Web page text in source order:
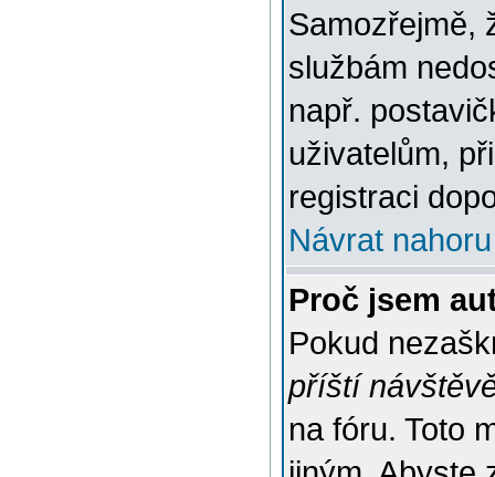
Samozřejmě,
službám
např.
uživatelům,
registraci
Návrat nahoru
Proč jsem
Pokud
příští
na fóru. Toto